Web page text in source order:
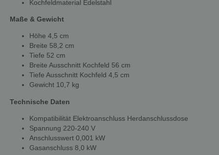
Kochfeldmaterial Edelstahl
Maße & Gewicht
Höhe 4,5 cm
Breite 58,2 cm
Tiefe 52 cm
Breite Ausschnitt Kochfeld 56 cm
Tiefe Ausschnitt Kochfeld 4,5 cm
Gewicht 10,7 kg
Technische Daten
Kompatibilität Elektroanschluss Herdanschlussdose
Spannung 220-240 V
Anschlusswert 0,001 kW
Gasanschluss 8,0 kW